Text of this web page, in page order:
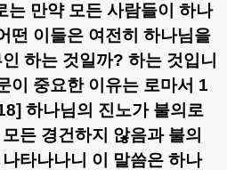
는 만약 모든 사람들이 하나
떤 이들은 여전히 하나님을
하는 것일까? 하는 것입니
이 중요한 이유는 로마서 1
하나님의 진노가 불의로
든 경건하지 않음과 불의
타나나니 이 말씀은 하나